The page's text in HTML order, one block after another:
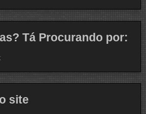
Tá Procurando por:
site